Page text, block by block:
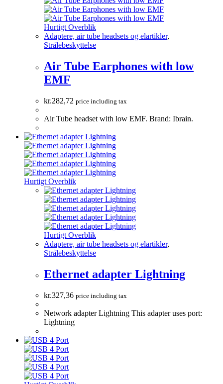
Hurtigt Overblik
Adaptere, air tube headsets og elartikler,
Strålebeskyttelse
Air Tube Earphones with low
EMF
kr.282,72 price including tax
Air Tube headset with low EMF. Brand: Ibrain.
Hurtigt Overblik
Hurtigt Overblik
Adaptere, air tube headsets og elartikler,
Strålebeskyttelse
Ethernet adapter Lightning
kr.327,36 price including tax
Network adapter Lightning This adapter uses port:
Lightning